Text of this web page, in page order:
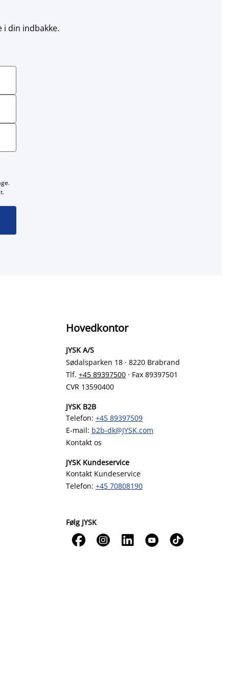
i din indbakke.
Hovedkontor
JYSK A/S
Sødalsparken 18 · 8220 Brabrand
Tlf. +45 89397500 · Fax 89397501
CVR 13590400
JYSK B2B
Telefon: +45 89397509
E-mail: b2b-dk@JYSK.com
Kontakt os
JYSK Kundeservice
Kontakt Kundeservice
Telefon: +45 70808190
Følg JYSK
    